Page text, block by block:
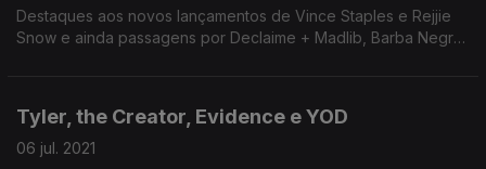
Destaques aos novos lançamentos de Vince Staples e Rejjie
Snow e ainda passagens por Declaime + Madlib, Barba Negra
Tyler, the Creator, Evidence e YOD
06 jul. 2021